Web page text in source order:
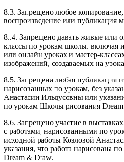
8.3. Запрещено любое
воспроизведение или публикация
8..4. Запрещено давать живые или
классы по урокам школы, включая
или онлайн уроках и мастер-
изображений, создаваемых на
8.5. Запрещена любая публикация
нарисованных по урокам, без
Анастасии Ильдусовны или
по урокам Школы рисования
8.6. Запрещено участие в
с работами, нарисованными по
исходной работы Козловой
указания, что работа нарисована
Dream & Draw.